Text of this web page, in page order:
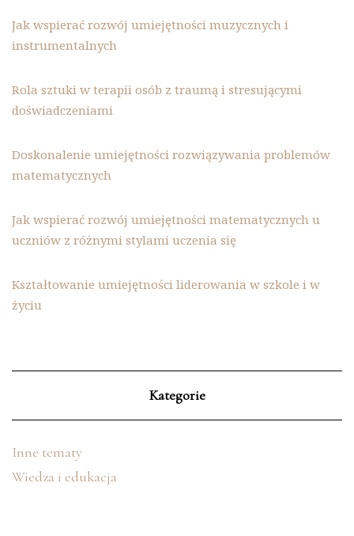
Jak wspierać rozwój umiejętności muzycznych i
instrumentalnych
Rola sztuki w terapii osób z traumą i stresującymi
doświadczeniami
Doskonalenie umiejętności rozwiązywania problemów
matematycznych
Jak wspierać rozwój umiejętności matematycznych u
uczniów z różnymi stylami uczenia się
Kształtowanie umiejętności liderowania w szkole i w
życiu
Kategorie
Inne tematy
Wiedza i edukacja